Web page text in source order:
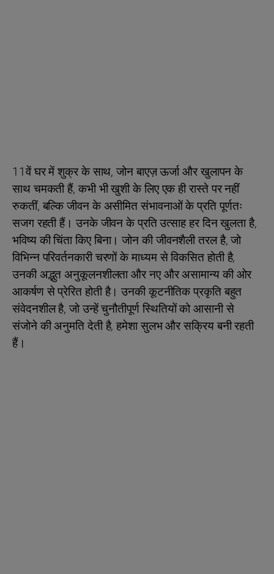
11वें घर में शुक्र के साथ, जोन बाएज़ ऊर्जा और खुलापन के
साथ चमकती हैं, कभी भी खुशी के लिए एक ही रास्ते पर नहीं
रुकतीं, बल्कि जीवन के असीमित संभावनाओं के प्रति पूर्णतः
सजग रहती हैं। उनके जीवन के प्रति उत्साह हर दिन खुलता है,
भविष्य की चिंता किए बिना। जोन की जीवनशैली तरल है, जो
विभिन्न परिवर्तनकारी चरणों के माध्यम से विकसित होती है,
उनकी अद्भुत अनुकूलनशीलता और नए और असामान्य की ओर
आकर्षण से प्रेरित होती है। उनकी कूटनीतिक प्रकृति बहुत
संवेदनशील है, जो उन्हें चुनौतीपूर्ण स्थितियों को आसानी से
संजोने की अनुमति देती है, हमेशा सुलभ और सक्रिय बनी रहती
हैं।